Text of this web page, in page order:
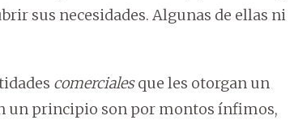
sus necesidades. Algunas de ellas ni
comercialesque les otorgan un
un principio son por montos ínfimos,